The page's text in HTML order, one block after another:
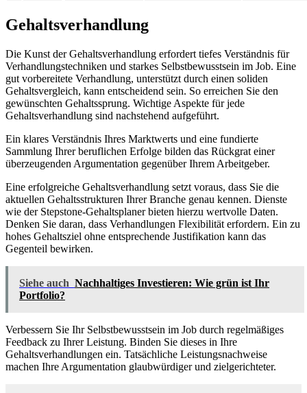
Gehaltsverhandlung
Die Kunst der Gehaltsverhandlung erfordert tiefes Verständnis für
Verhandlungstechniken und starkes Selbstbewusstsein im Job. Eine
gut vorbereitete Verhandlung, unterstützt durch einen soliden
Gehaltsvergleich, kann entscheidend sein. So erreichen Sie den
gewünschten Gehaltssprung. Wichtige Aspekte für jede
Gehaltsverhandlung sind nachstehend aufgeführt.
Ein klares Verständnis Ihres Marktwerts und eine fundierte
Sammlung Ihrer beruflichen Erfolge bilden das Rückgrat einer
überzeugenden Argumentation gegenüber Ihrem Arbeitgeber.
Eine erfolgreiche Gehaltsverhandlung setzt voraus, dass Sie die
aktuellen Gehaltsstrukturen Ihrer Branche genau kennen. Dienste
wie der Stepstone-Gehaltsplaner bieten hierzu wertvolle Daten.
Denken Sie daran, dass Verhandlungen Flexibilität erfordern. Ein zu
hohes Gehaltsziel ohne entsprechende Justifikation kann das
Gegenteil bewirken.
Siehe auch Nachhaltiges Investieren: Wie grün ist Ihr
Portfolio?
Verbessern Sie Ihr Selbstbewusstsein im Job durch regelmäßiges
Feedback zu Ihrer Leistung. Binden Sie dieses in Ihre
Gehaltsverhandlungen ein. Tatsächliche Leistungsnachweise
machen Ihre Argumentation glaubwürdiger und zielgerichteter.